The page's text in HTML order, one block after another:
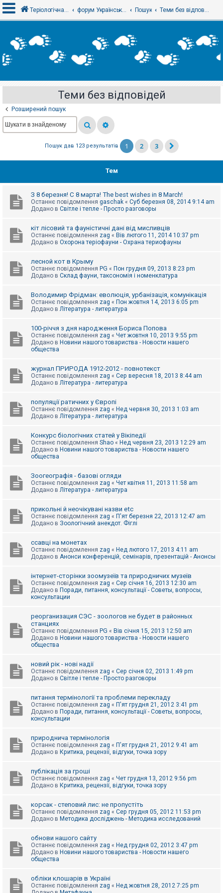
х
і
е
с
т
р
я
е
и
з
е
и
е
ш
к
м
г
Теріологічна школа форум Українського теріологічного товариства Пошук Теми без відповідей
Теми без відповідей
Розширений пошук
Пошук дав 123 результатів 1 2 3
Тем
З 8 березня! С 8 марта! The best wishes in 8 March!
Останнє повідомлення gaschak « Суб березня 08, 2014 9:14 am
Додано в Світле і тепле - Просто разговоры
кіт лісовий та фауністичні дані від мисливців
Останнє повідомлення zag « Вів лютого 11, 2014 10:37 pm
Додано в Охорона теріофауни - Охрана териофауны
лесной кот в Крыму
Останнє повідомлення PG « Пон грудня 09, 2013 8:23 pm
Додано в Склад фауни, таксономія і номенклатура
Володимир Фрідман: еволюція, урбанізація, комунікація
Останнє повідомлення zag « Пон жовтня 14, 2013 6:05 pm
Додано в Література - литература
100-річчя з дня народження Бориса Попова
Останнє повідомлення zag « Чет жовтня 10, 2013 9:55 pm
Додано в Новини нашого товариства - Новости нашего
общества
журнал ПРИРОДА 1912-2012 - повнотекст
Останнє повідомлення zag « Сер вересня 18, 2013 8:44 am
Додано в Література - литература
популяції ратичних у Європі
Останнє повідомлення zag « Нед червня 30, 2013 1:03 am
Додано в Література - литература
Конкурс біологічних статей у Вікіпедії
Останнє повідомлення Shao « Нед червня 23, 2013 12:29 am
Додано в Новини нашого товариства - Новости нашего
общества
Зоогеографія - базові огляди
Останнє повідомлення zag « Чет квітня 11, 2013 11:58 am
Додано в Література - литература
прикольні й неочікувані назви etc
Останнє повідомлення zag « П'ят березня 22, 2013 12:47 am
Додано в Зоологічний анекдот. Фіглі
ссавці на монетах
Останнє повідомлення zag « Нед лютого 17, 2013 4:11 am
Додано в Анонси конференцій, семінарів, презентацій - Анонсы
інтернет-сторінки зоомузеїв та природничих музеїв
Останнє повідомлення zag « Сер січня 16, 2013 12:30 am
Додано в Поради, питання, консультації - Советы, вопросы,
консультации
реорганизация СЭС - зоологов не будет в районных
станциях
Останнє повідомлення PG « Вів січня 15, 2013 12:50 am
Додано в Новини нашого товариства - Новости нашего
общества
новий рік - нові надії
Останнє повідомлення zag « Сер січня 02, 2013 1:49 pm
Додано в Світле і тепле - Просто разговоры
питання термінології та проблеми перекладу
Останнє повідомлення zag « П'ят грудня 21, 2012 3:41 pm
Додано в Поради, питання, консультації - Советы, вопросы,
консультации
природнича термінологія
Останнє повідомлення zag « П'ят грудня 21, 2012 9:41 am
Додано в Критика, рецензії, відгуки, точка зору
публікація за гроші
Останнє повідомлення zag « Чет грудня 13, 2012 9:56 pm
Додано в Критика, рецензії, відгуки, точка зору
корсак - степовий лис: не пропустіть
Останнє повідомлення zag « Сер грудня 05, 2012 11:53 pm
Додано в Методика досліджень - Методика исследований
обнови нашого сайту
Останнє повідомлення zag « Нед грудня 02, 2012 3:47 pm
Додано в Новини нашого товариства - Новости нашего
общества
обліки клошарів в Україні
Останнє повідомлення zag « Нед жовтня 28, 2012 7:25 pm